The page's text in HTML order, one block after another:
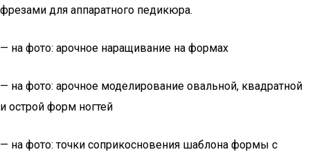
фрезами для аппаратного педикюра.
— на фото: арочное наращивание на формах
— на фото: арочное моделирование овальной, квадратной
и острой форм ногтей
— на фото: точки соприкосновения шаблона формы с